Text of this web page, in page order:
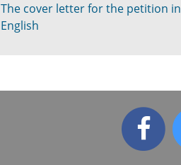
The cover letter for the petition in
English